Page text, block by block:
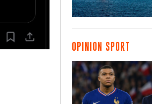
OPINION SPORT